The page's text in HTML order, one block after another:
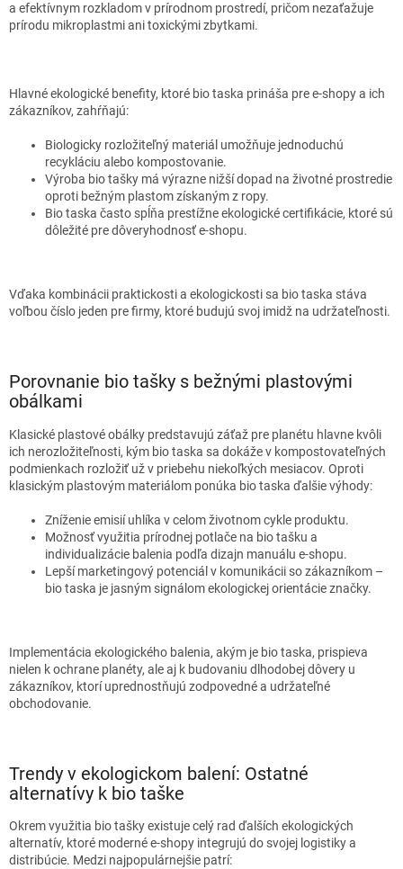
a efektívnym rozkladom v prírodnom prostredí, pričom nezaťažuje
prírodu mikroplastmi ani toxickými zbytkami.
Hlavné ekologické benefity, ktoré bio taska prináša pre e-shopy a ich
zákazníkov, zahŕňajú:
Biologicky rozložiteľný materiál umožňuje jednoduchú
recykláciu alebo kompostovanie.
Výroba bio tašky má výrazne nižší dopad na životné prostredie
oproti bežným plastom získaným z ropy.
Bio taska často spĺňa prestížne ekologické certifikácie, ktoré sú
dôležité pre dôveryhodnosť e-shopu.
Vďaka kombinácii praktickosti a ekologickosti sa bio taska stáva
voľbou číslo jeden pre firmy, ktoré budujú svoj imidž na udržateľnosti.
Porovnanie bio tašky s bežnými plastovými
obálkami
Klasické plastové obálky predstavujú záťaž pre planétu hlavne kvôli
ich nerozložiteľnosti, kým bio taska sa dokáže v kompostovateľných
podmienkach rozložiť už v priebehu niekoľkých mesiacov. Oproti
klasickým plastovým materiálom ponúka bio taska ďalšie výhody:
Zníženie emisií uhlíka v celom životnom cykle produktu.
Možnosť využitia prírodnej potlače na bio tašku a
individualizácie balenia podľa dizajn manuálu e-shopu.
Lepší marketingový potenciál v komunikácii so zákazníkom –
bio taska je jasným signálom ekologickej orientácie značky.
Implementácia ekologického balenia, akým je bio taska, prispieva
nielen k ochrane planéty, ale aj k budovaniu dlhodobej dôvery u
zákazníkov, ktorí uprednostňujú zodpovedné a udržateľné
obchodovanie.
Trendy v ekologickom balení: Ostatné
alternatívy k bio taške
Okrem využitia bio tašky existuje celý rad ďalších ekologických
alternatív, ktoré moderné e-shopy integrujú do svojej logistiky a
distribúcie. Medzi najpopulárnejšie patrí: